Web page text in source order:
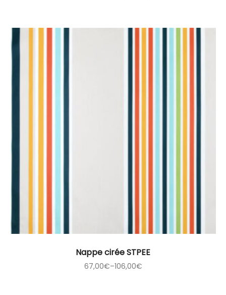
Nappe cirée STPEE
67,00€–106,00€